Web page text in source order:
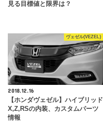
見る目標値と限界は？
ヴェゼル(VEZEL)
2018.12.16
【ホンダヴェゼル】ハイブリッド
X,Z,RSの内装、カスタムパーツ
情報